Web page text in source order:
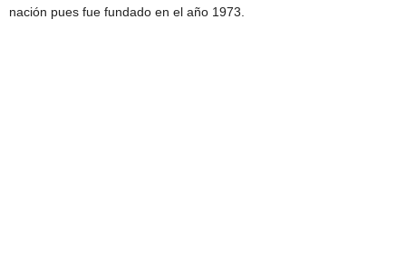
nación pues fue fundado en el año 1973.